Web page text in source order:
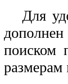
Для
поиском
размерам